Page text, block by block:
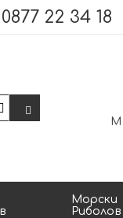
0877 22 34 18
Морски
Риболов